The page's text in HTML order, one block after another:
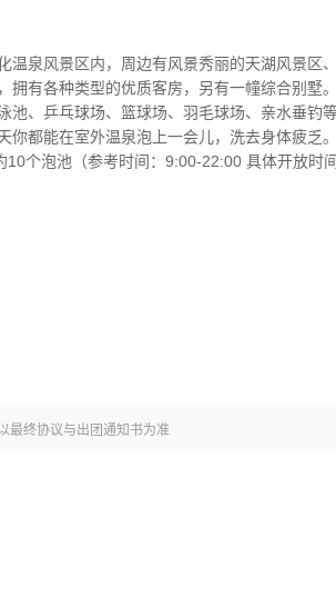
温泉风景区内，周边有风景秀丽的天湖风景区
拥有各种类型的优质客房，另有一幢综合别墅
池、乒乓球场、篮球场、羽毛球场、亲水垂钓
你都能在室外温泉泡上一会儿，洗去身体疲乏
10个泡池（参考时间：9:00-22:00 具体开放时
最终协议与出团通知书为准